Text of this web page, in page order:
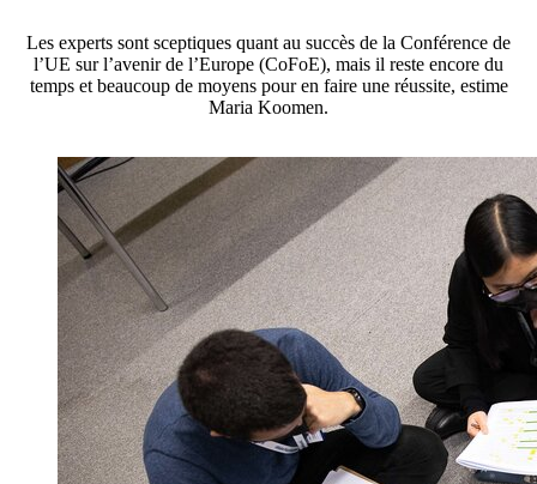
Les experts sont sceptiques quant au succès de la Conférence de
l’UE sur l’avenir de l’Europe (CoFoE), mais il reste encore du
temps et beaucoup de moyens pour en faire une réussite, estime
Maria Koomen.